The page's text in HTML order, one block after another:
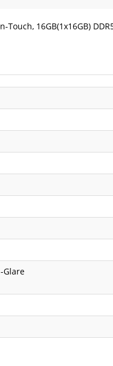
16GB(1x16GB)
Glare